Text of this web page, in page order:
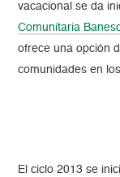
vacacional se da
Comunitaria
ofrece una opción
comunidades en
El ciclo 2013 se